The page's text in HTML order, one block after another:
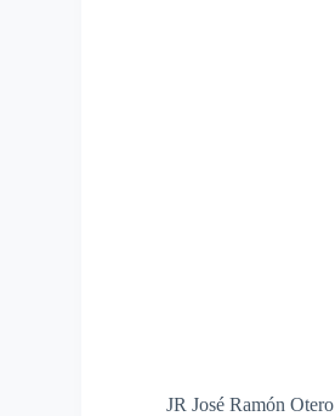
JR José Ramón Otero